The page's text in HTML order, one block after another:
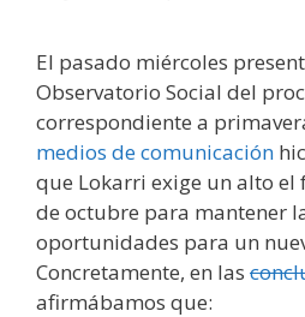
El pasado miércoles
Observatorio Social del
correspondiente a
medios de comunicación
que Lokarri exige un alto el
de octubre para mantener
oportunidades para un
Concretamente, en las
afirmábamos que: